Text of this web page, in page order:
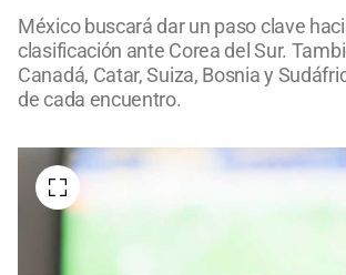
México buscará dar un paso clave
clasificación ante Corea del Sur.
Canadá, Catar, Suiza, Bosnia y
de cada encuentro.